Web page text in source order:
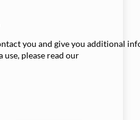
you and give you additional
please read our